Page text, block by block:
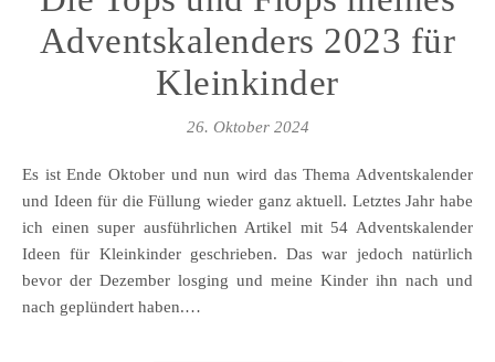
Adventskalenders 2023 für
Kleinkinder
26. Oktober 2024
Es ist Ende Oktober und nun wird das Thema Adventskalender
und Ideen für die Füllung wieder ganz aktuell. Letztes Jahr habe
ich einen super ausführlichen Artikel mit 54 Adventskalender
Ideen für Kleinkinder geschrieben. Das war jedoch natürlich
bevor der Dezember losging und meine Kinder ihn nach und
nach geplündert haben.…